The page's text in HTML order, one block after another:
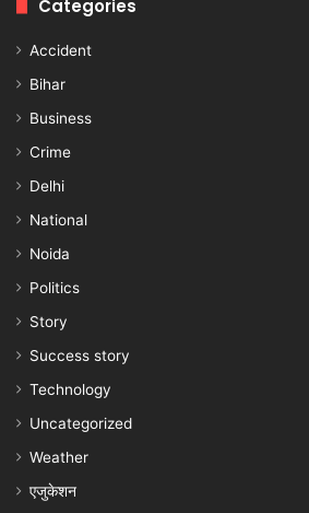
Categories
Accident
Bihar
Business
Crime
Delhi
National
Noida
Politics
Story
Success story
Technology
Uncategorized
Weather
एजुकेशन